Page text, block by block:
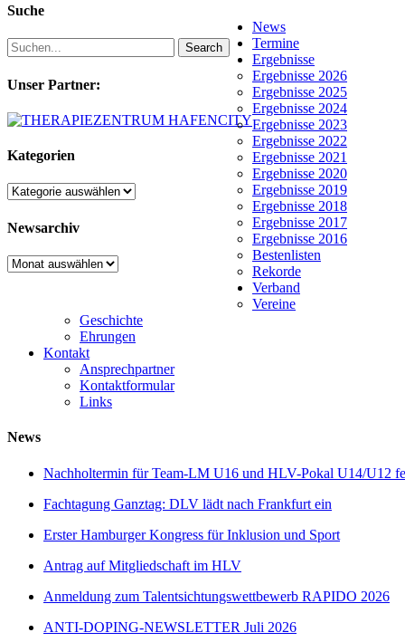
Suche
Search
Unser Partner:
Kategorien
Kategorien
Newsarchiv
Newsarchiv
News
Termine
Ergebnisse
Ergebnisse 2026
Ergebnisse 2025
Ergebnisse 2024
Ergebnisse 2023
Ergebnisse 2022
Ergebnisse 2021
Ergebnisse 2020
Ergebnisse 2019
Ergebnisse 2018
Ergebnisse 2017
Ergebnisse 2016
Bestenlisten
Rekorde
Verband
Vereine
Geschichte
Ehrungen
Kontakt
Ansprechpartner
Kontaktformular
Links
News
Nachholtermin für Team-LM U16 und HLV-Pokal U14/U12
Fachtagung Ganztag: DLV lädt nach Frankfurt ein
Erster Hamburger Kongress für Inklusion und Sport
Antrag auf Mitgliedschaft im HLV
Anmeldung zum Talentsichtungswettbewerb RAPIDO 2026
ANTI-DOPING-NEWSLETTER Juli 2026